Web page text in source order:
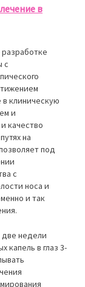
в
с
клиническую
и
качество
на
под
с
носа и
и так
две недели
капель в глаз 3-